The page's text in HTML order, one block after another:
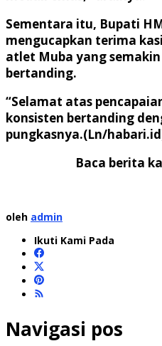
Sementara itu, Bupati
mengucapkan terima
atlet Muba yang
bertanding.
“Selamat atas
konsisten bertanding
pungkasnya.(Ln/
Baca berita
oleh admin
Ikuti Kami Pada
Navigasi pos